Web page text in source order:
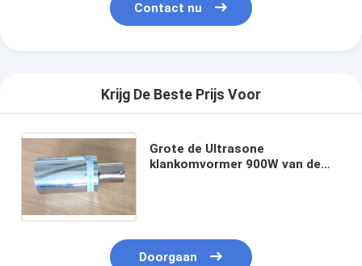
Contact nu
Krijg De Beste Prijs Voor
Grote de Ultrasone
klankomvormer 900W van de
Doorgaan